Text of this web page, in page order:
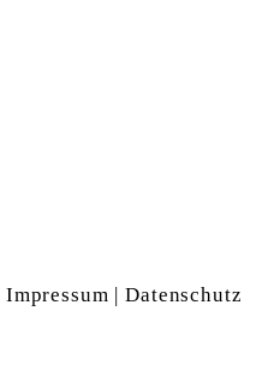
Impressum |Datenschutz